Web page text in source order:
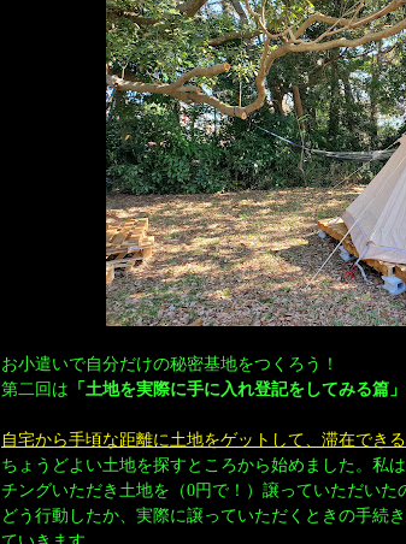
お小遣いで自分だけの秘密基地をつくろう！
第二回は 「土地を実際に手に入れ登記をしてみる篇」
自宅から手頃な距離に土地をゲットして、滞在でき
ちょうどよい土地を探すところから始めました。私
チングいただき土地を（0円で！）譲っていただいた
どう行動したか、実際に譲っていただくときの手続
ていきます。